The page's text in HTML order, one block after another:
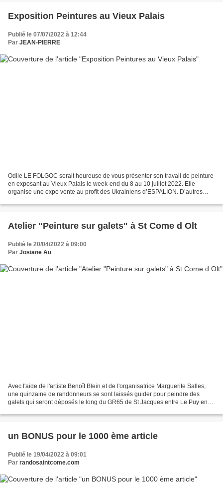
Exposition Peintures au Vieux Palais
Publié le 07/07/2022 à 12:44
Par JEAN-PIERRE
Odile LE FOLGOC serait heureuse de vous présenter son travail de peinture
en exposant au Vieux Palais le week-end du 8 au 10 juillet 2022. Elle
organise une expo vente au profit des Ukrainiens d’ESPALION. D’autres
Atelier "Peinture sur galets" à St Come d Olt
Publié le 20/04/2022 à 09:00
Par Josiane Au
Avec l'aide de l'artiste Benoît Blein et de l'organisatrice Marguerite Salles,
une quinzaine de randonneurs se sont laissés guider pour peindre des
galets qui seront déposés le long du GR65 de St Jacques entre Le Puy en
un BONUS pour le 1000 ème article
Publié le 19/04/2022 à 09:01
Par randosaintcome.com